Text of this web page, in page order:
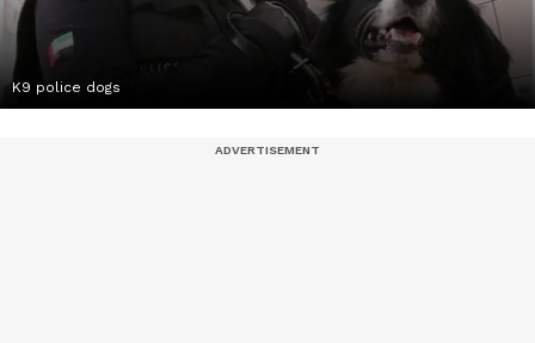
K9 police dogs